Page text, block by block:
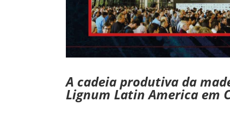
A cadeia produtiva da
Lignum Latin America em